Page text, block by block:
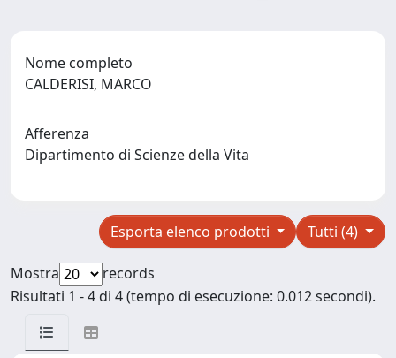
Nome completo
CALDERISI, MARCO
Afferenza
Dipartimento di Scienze della Vita
Tutti (4)
Esporta elenco prodotti
Mostra
records
Risultati 1 - 4 di 4 (tempo di esecuzione: 0.012 secondi).